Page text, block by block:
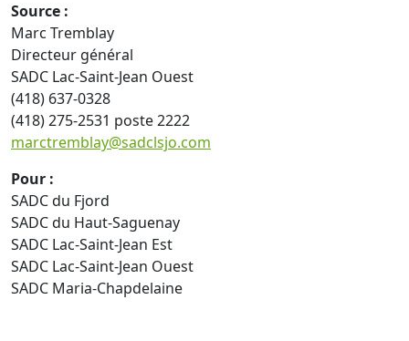
Source :
Marc Tremblay
Directeur général
SADC Lac-Saint-Jean Ouest
(418) 637-0328
(418) 275-2531 poste 2222
marctremblay@sadclsjo.com
Pour :
SADC du Fjord
SADC du Haut-Saguenay
SADC Lac-Saint-Jean Est
SADC Lac-Saint-Jean Ouest
SADC Maria-Chapdelaine